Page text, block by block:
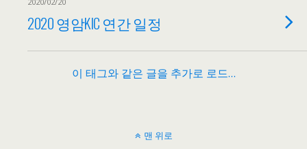
2020 영암KIC 연간 일정
이 태그와 같은 글을 추가로 로드…
맨 위로